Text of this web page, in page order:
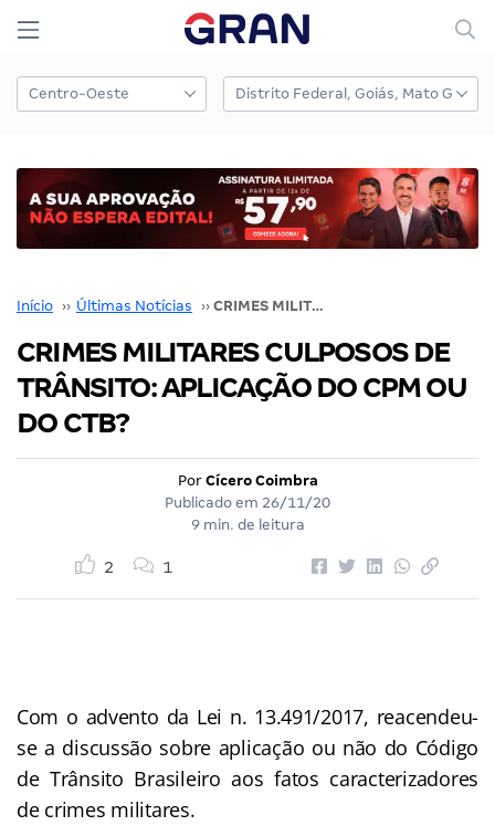
Início ›› Últimas Notícias ›› CRIMES MILITARES CULPOSOS DE TRÂNSITO: APLICAÇÃO DO CPM OU DO CTB?
CRIMES MILITARES CULPOSOS DE
TRÂNSITO: APLICAÇÃO DO CPM OU
DO CTB?
Por Cícero Coimbra
Publicado em 26/11/20
9 min. de leitura
2 1
Com o advento da Lei n. 13.491/2017, reacendeu-
se a discussão sobre aplicação ou não do Código
de Trânsito Brasileiro aos fatos caracterizadores
de crimes militares.